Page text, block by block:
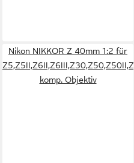
Nikon NIKKOR Z 40mm 1:2 für
komp. Objektiv